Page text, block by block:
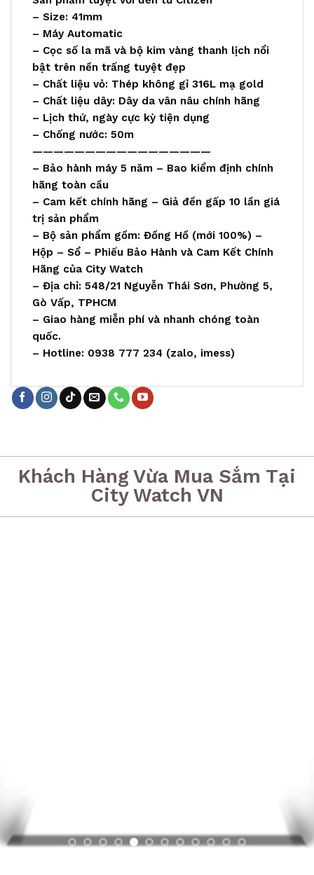
– Size: 41mm
– Máy Automatic
– Cọc số la mã và bộ kim vàng thanh lịch nổi
bật trên nền trấng tuyệt đẹp
– Chất liệu vỏ: Thép không gỉ 316L mạ gold
– Chất liệu dây: Dây da vân nâu chính hãng
– Lịch thứ, ngày cực kỳ tiện dụng
– Chống nước: 50m
—————————————————
– Bảo hành máy 5 năm – Bao kiểm định chính
hãng toàn cầu
– Cam kết chính hãng – Giả đền gấp 10 lần giá
trị sản phẩm
– Bộ sản phẩm gồm: Đồng Hồ (mới 100%) –
Hộp – Sổ – Phiếu Bảo Hành và Cam Kết Chính
Hãng của City Watch
– Địa chỉ: 548/21 Nguyễn Thái Sơn, Phường 5,
Gò Vấp, TPHCM
– Giao hàng miễn phí và nhanh chóng toàn
quốc.
– Hotline: 0938 777 234 (zalo, imess)
Khách Hàng Vừa Mua Sắm Tại
City Watch VN